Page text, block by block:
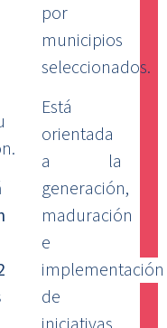
por
municipios
seleccionados.
Está
orientada
a la
generación,
maduración
e
implementación
de